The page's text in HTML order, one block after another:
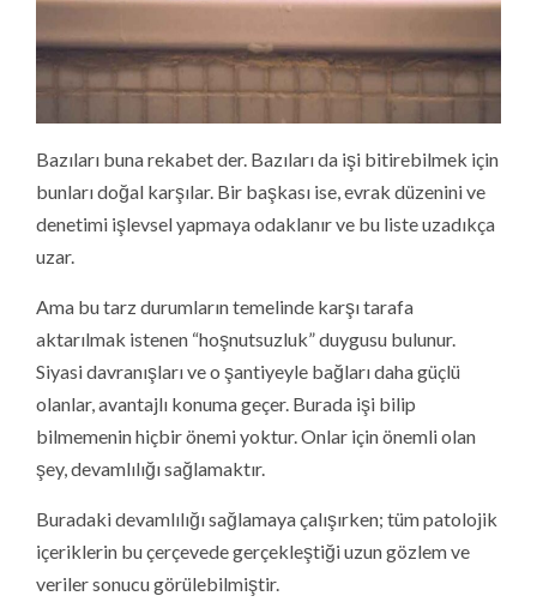
Bazıları buna rekabet der. Bazıları da işi bitirebilmek için
bunları doğal karşılar. Bir başkası ise, evrak düzenini ve
denetimi işlevsel yapmaya odaklanır ve bu liste uzadıkça
uzar.
Ama bu tarz durumların temelinde karşı tarafa
aktarılmak istenen “hoşnutsuzluk” duygusu bulunur.
Siyasi davranışları ve o şantiyeyle bağları daha güçlü
olanlar, avantajlı konuma geçer. Burada işi bilip
bilmemenin hiçbir önemi yoktur. Onlar için önemli olan
şey, devamlılığı sağlamaktır.
Buradaki devamlılığı sağlamaya çalışırken; tüm patolojik
içeriklerin bu çerçevede gerçekleştiği uzun gözlem ve
veriler sonucu görülebilmiştir.